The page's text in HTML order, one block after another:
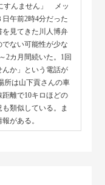
すんません」 メッ
午前2時4分だった
見てきた川人博弁
ない可能性が少な
2カ月間続いた。1回
か」という電話が
所は山下貢さんの車
離で10キロほどの
類似している。ま
がある。